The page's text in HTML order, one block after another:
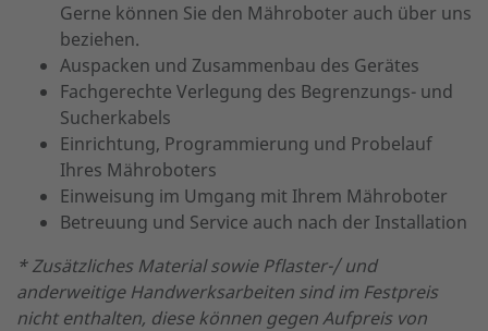
Gerne können Sie den Mähroboter auch über uns
beziehen.
Auspacken und Zusammenbau des Gerätes
Fachgerechte Verlegung des Begrenzungs- und
Sucherkabels
Einrichtung, Programmierung und Probelauf
Ihres Mähroboters
Einweisung im Umgang mit Ihrem Mähroboter
Betreuung und Service auch nach der Installation
* Zusätzliches Material sowie Pflaster-/ und
anderweitige Handwerksarbeiten sind im Festpreis
nicht enthalten, diese können gegen Aufpreis von